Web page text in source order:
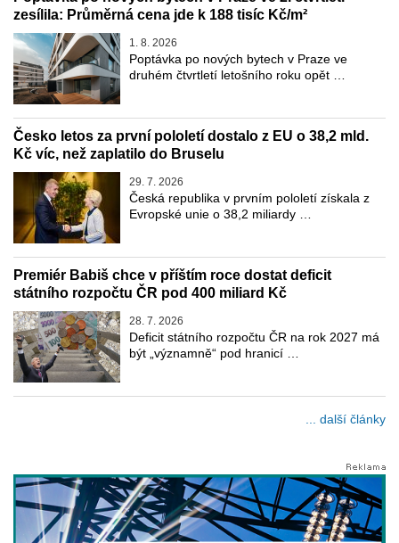
zesílila: Průměrná cena jde k 188 tisíc Kč/m²
1. 8. 2026
Poptávka po nových bytech v Praze ve
druhém čtvrtletí letošního roku opět …
Česko letos za první pololetí dostalo z EU o 38,2 mld.
Kč víc, než zaplatilo do Bruselu
29. 7. 2026
Česká republika v prvním pololetí získala z
Evropské unie o 38,2 miliardy …
Premiér Babiš chce v příštím roce dostat deficit
státního rozpočtu ČR pod 400 miliard Kč
28. 7. 2026
Deficit státního rozpočtu ČR na rok 2027 má
být „významně“ pod hranicí …
... další články